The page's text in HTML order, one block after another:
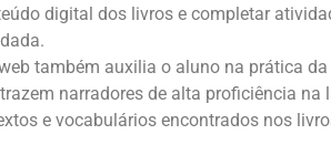
digital dos livros e completar
também auxilia o aluno na prática
narradores de alta proficiência
e vocabulários encontrados nos